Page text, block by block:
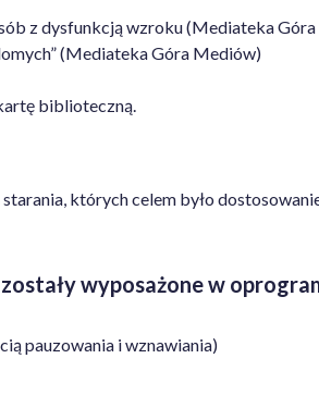
z dysfunkcją wzroku (Mediateka
(Mediateka Góra Mediów)
biblioteczną.
których celem było
wyposażone w
pauzowania i wznawiania)